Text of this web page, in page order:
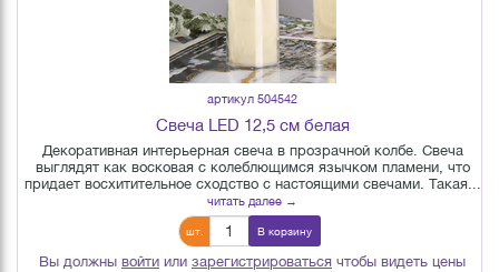
артикул 504542
Свеча LED 12,5 см белая
Декоративная интерьерная свеча в прозрачной колбе. Свеча
выглядят как восковая с колеблющимся язычком пламени, что
придает восхитительное сходство с настоящими свечами. Такая...
читать далее →
шт. В корзину
Вы должны войти или зарегистрироваться чтобы видеть цены